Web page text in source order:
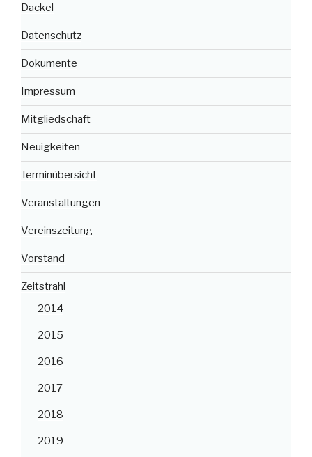
Dackel
Datenschutz
Dokumente
Impressum
Mitgliedschaft
Neuigkeiten
Terminübersicht
Veranstaltungen
Vereinszeitung
Vorstand
Zeitstrahl
2014
2015
2016
2017
2018
2019